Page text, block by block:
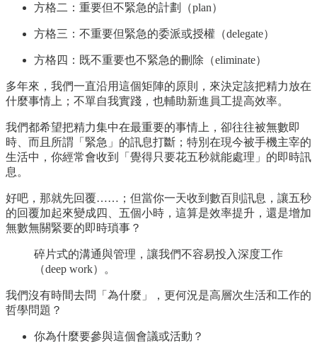
方格二：重要但不緊急的計劃（plan）
方格三：不重要但緊急的委派或授權（delegate）
方格四：既不重要也不緊急的刪除（eliminate）
多年來，我們一直沿用這個矩陣的原則，來決定該把精力放在
什麼事情上；不單自我實踐，也輔助新進員工提高效率。
我們都希望把精力集中在最重要的事情上，卻往往被無數即
時、而且所謂「緊急」的訊息打斷；特別在現今被手機主宰的
生活中，你經常會收到「覺得只要花五秒就能處理」的即時訊
息。
好吧，那就先回覆……；但當你一天收到數百則訊息，讓五秒
的回覆加起來變成四、五個小時，這算是效率提升，還是增加
無數無關緊要的即時瑣事？
碎片式的溝通與管理，讓我們不容易投入深度工作
（deep work）。
我們沒有時間去問「為什麼」，更何況是高層次生活和工作的
哲學問題？
你為什麼要參與這個會議或活動？